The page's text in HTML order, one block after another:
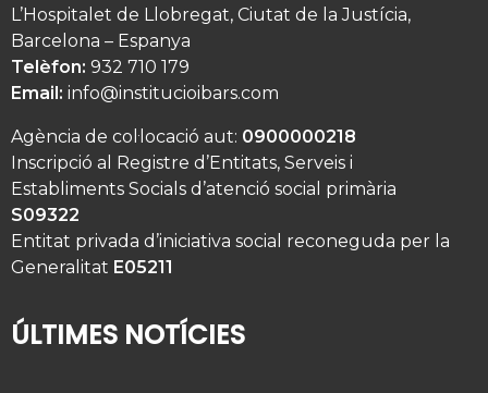
L’Hospitalet de Llobregat, Ciutat de la Justícia,
Barcelona – Espanya
Telèfon: 932 710 179
Email: info@institucioibars.com
Agència de col·locació aut: 0900000218
Inscripció al Registre d’Entitats, Serveis i
Establiments Socials d’atenció social primària
S09322
Entitat privada d’iniciativa social reconeguda per la
Generalitat E05211
ÚLTIMES NOTÍCIES